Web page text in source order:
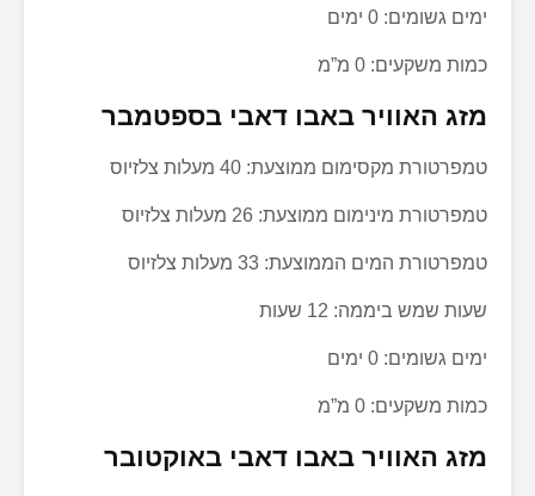
ימים גשומים: 0 ימים
כמות משקעים: 0 מ”מ
מזג האוויר באבו דאבי בספטמבר
טמפרטורת מקסימום ממוצעת: 40 מעלות צלזיוס
טמפרטורת מינימום ממוצעת: 26 מעלות צלזיוס
טמפרטורת המים הממוצעת: 33 מעלות צלזיוס
שעות שמש ביממה: 12 שעות
ימים גשומים: 0 ימים
כמות משקעים: 0 מ”מ
מזג האוויר באבו דאבי באוקטובר